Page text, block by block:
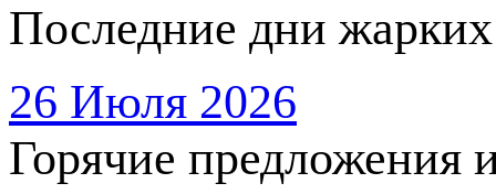
Последние дни
26 Июля 2026
Горячие предложения